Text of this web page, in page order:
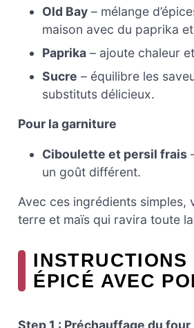
Old Bay – mélange
maison avec du paprika
Paprika – ajoute chaleur
Sucre – équilibre les
substituts délicieux.
Pour la garniture
Ciboulette et persil frais
un goût différent.
Avec ces ingrédients simples,
terre et maïs qui ravira toute
ÉPICÉ AVEC
Step 1 : Préchauffage du four